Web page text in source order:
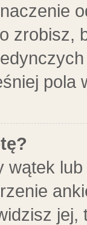
zrobisz,
pola
wątek